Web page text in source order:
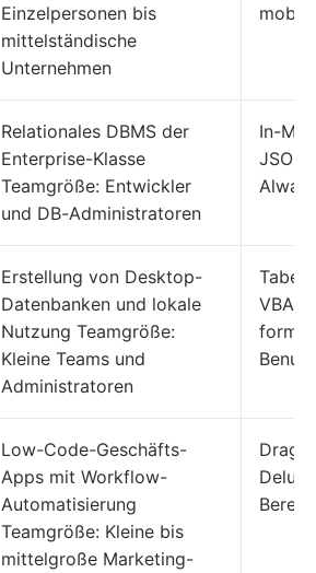
Einzelpersonen bis
mittelständische
Unternehmen
Relationales DBMS der
Enterprise-Klasse
Teamgröße: Entwickler
und DB-Administratoren
In-
Erstellung von Desktop-
Datenbanken und lokale
Nutzung Teamgröße:
Kleine Teams und
Administratoren
VBA-
Low-Code-Geschäfts-
Apps mit Workflow-
Automatisierung
Teamgröße: Kleine bis
mittelgroße Marketing-
Drag-